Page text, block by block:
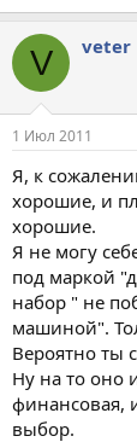
V veter
1 Июл 2011
Я, к
хорошие, и
хорошие.
Я не могу
под маркой
набор " не
машиной".
Вероятно ты
Ну на то оно
финансовая,
выбор.